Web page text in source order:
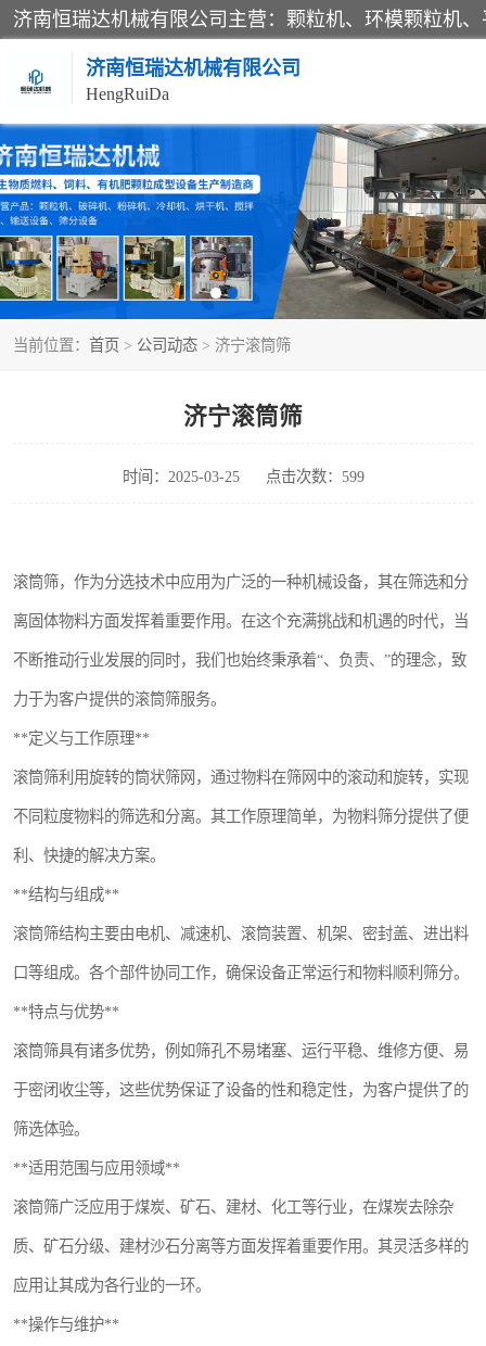
济南恒瑞达机械有限公司
HengRuiDa
当前位置： 首页 > 公司动态 > 济宁滚筒筛
济宁滚筒筛
时间：2025-03-25 点击次数：599
滚筒筛，作为分选技术中应用为广泛的一种机械设备，其在筛选和分
离固体物料方面发挥着重要作用。在这个充满挑战和机遇的时代，当
不断推动行业发展的同时，我们也始终秉承着“、负责、”的理念，致
力于为客户提供的滚筒筛服务。
**定义与工作原理**
滚筒筛利用旋转的筒状筛网，通过物料在筛网中的滚动和旋转，实现
不同粒度物料的筛选和分离。其工作原理简单，为物料筛分提供了便
利、快捷的解决方案。
**结构与组成**
滚筒筛结构主要由电机、减速机、滚筒装置、机架、密封盖、进出料
口等组成。各个部件协同工作，确保设备正常运行和物料顺利筛分。
**特点与优势**
滚筒筛具有诸多优势，例如筛孔不易堵塞、运行平稳、维修方便、易
于密闭收尘等，这些优势保证了设备的性和稳定性，为客户提供了的
筛选体验。
**适用范围与应用领域**
滚筒筛广泛应用于煤炭、矿石、建材、化工等行业，在煤炭去除杂
质、矿石分级、建材沙石分离等方面发挥着重要作用。其灵活多样的
应用让其成为各行业的一环。
**操作与维护**
颗粒机
平模颗粒机
秸秆颗粒机
燃料颗粒机
滚筒筛
锯末滚筒筛